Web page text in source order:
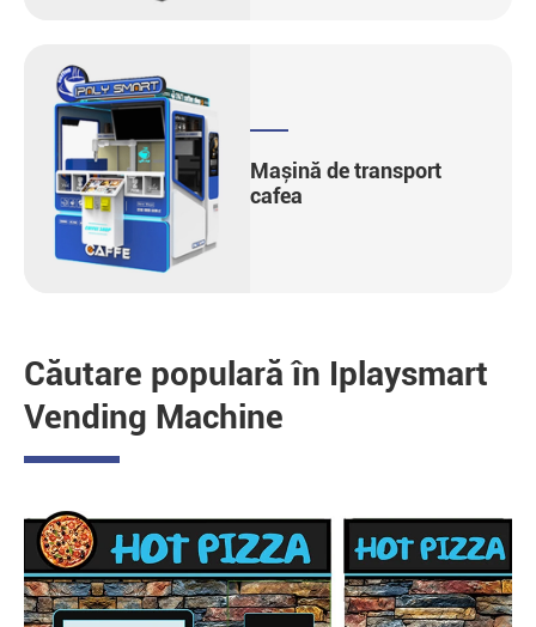
Mașină de transport
cafea
Căutare populară în Iplaysmart
Vending Machine